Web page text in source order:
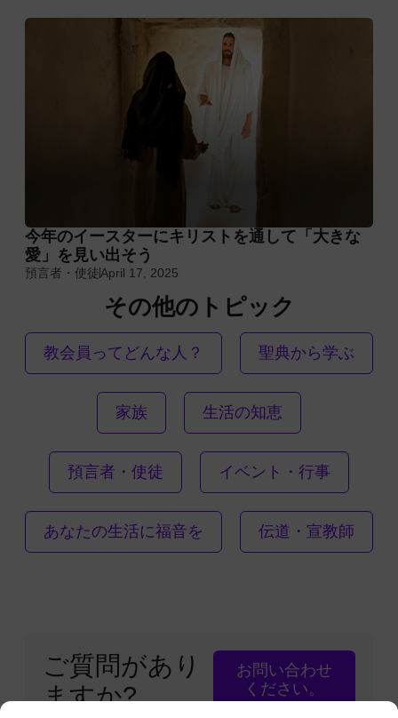
今年のイースターにキリストを通して「大きな
愛」を見い出そう
預言者・使徒April 17, 2025
その他のトピック
教会員ってどんな人？ 聖典から学ぶ
家族 生活の知恵
預言者・使徒 イベント・行事
あなたの生活に福音を 伝道・宣教師
ご質問があり
ますか?
お問い合わせ
ください。